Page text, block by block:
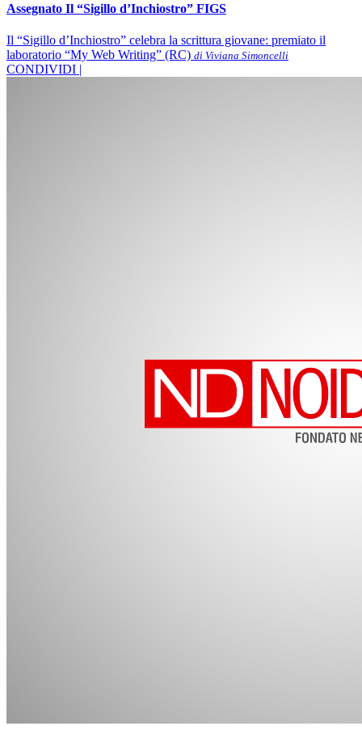
Assegnato Il “Sigillo d’Inchiostro” FIGS
Il “Sigillo d’Inchiostro” celebra la scrittura giovane: premiato il
laboratorio “My Web Writing” (RC) di Viviana Simoncelli
CONDIVIDI |